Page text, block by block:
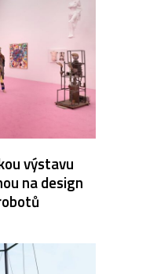
výstavu
na design